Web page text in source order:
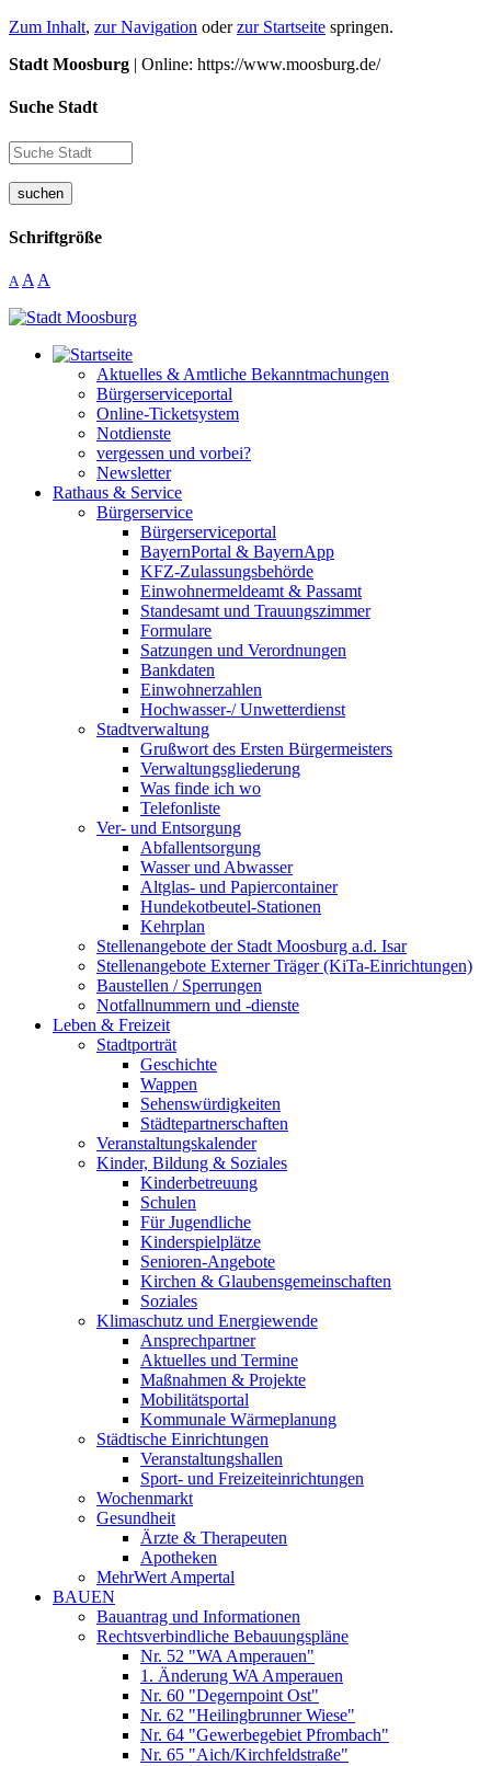
Zum Inhalt, zur Navigation oderzur Startseite springen.
Stadt Moosburg | Online: https://www.moosburg.de/
Suche Stadt
suchen
Schriftgröße
A A A
Aktuelles & Amtliche Bekanntmachungen
Bürgerserviceportal
Online-Ticketsystem
Notdienste
vergessen und vorbei?
Newsletter
Rathaus & Service
Bürgerservice
Bürgerserviceportal
BayernPortal & BayernApp
KFZ-Zulassungsbehörde
Einwohnermeldeamt & Passamt
Standesamt und Trauungszimmer
Formulare
Satzungen und Verordnungen
Bankdaten
Einwohnerzahlen
Hochwasser-/ Unwetterdienst
Stadtverwaltung
Grußwort des Ersten Bürgermeisters
Verwaltungsgliederung
Was finde ich wo
Telefonliste
Ver- und Entsorgung
Abfallentsorgung
Wasser und Abwasser
Altglas- und Papiercontainer
Hundekotbeutel-Stationen
Kehrplan
Stellenangebote der Stadt Moosburg a.d. Isar
Stellenangebote Externer Träger (KiTa-Einrichtungen)
Baustellen / Sperrungen
Notfallnummern und -dienste
Leben & Freizeit
Stadtporträt
Geschichte
Wappen
Sehenswürdigkeiten
Städtepartnerschaften
Veranstaltungskalender
Kinder, Bildung & Soziales
Kinderbetreuung
Schulen
Für Jugendliche
Kinderspielplätze
Senioren-Angebote
Kirchen & Glaubensgemeinschaften
Soziales
Klimaschutz und Energiewende
Ansprechpartner
Aktuelles und Termine
Maßnahmen & Projekte
Mobilitätsportal
Kommunale Wärmeplanung
Städtische Einrichtungen
Veranstaltungshallen
Sport- und Freizeiteinrichtungen
Wochenmarkt
Gesundheit
Ärzte & Therapeuten
Apotheken
MehrWert Ampertal
BAUEN
Bauantrag und Informationen
Rechtsverbindliche Bebauungspläne
Nr. 52 "WA Amperauen"
1. Änderung WA Amperauen
Nr. 60 "Degernpoint Ost"
Nr. 62 "Heilingbrunner Wiese"
Nr. 64 "Gewerbegebiet Pfrombach"
Nr. 65 "Aich/Kirchfeldstraße"